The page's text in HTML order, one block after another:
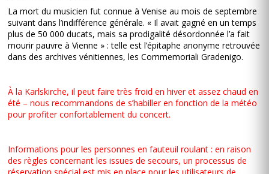
La mort du musicien fut connue à Venise au mois de septembre
suivant dans l’indifférence générale. « Il avait gagné en un temps
plus de 50 000 ducats, mais sa prodigalité désordonnée l’a fait
mourir pauvre à Vienne » : telle est l’épitaphe anonyme retrouvée
dans des archives vénitiennes, les Commemoriali Gradenigo.
À la Karlskirche, il peut faire très froid en hiver et assez chaud en
été – nous recommandons de s’habiller en fonction de la météo
pour profiter confortablement du concert.
Informations pour les personnes en fauteuil roulant : en raison
des règles concernant les issues de secours, un processus de